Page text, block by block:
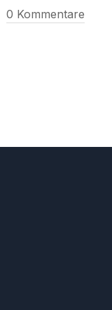
0 Kommentare